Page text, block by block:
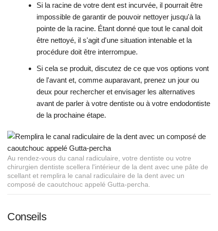
Si la racine de votre dent est incurvée, il pourrait être
impossible de garantir de pouvoir nettoyer jusqu'à la
pointe de la racine. Étant donné que tout le canal doit
être nettoyé, il s'agit d'une situation intenable et la
procédure doit être interrompue.
Si cela se produit, discutez de ce que vos options vont
de l'avant et, comme auparavant, prenez un jour ou
deux pour rechercher et envisager les alternatives
avant de parler à votre dentiste ou à votre endodontiste
de la prochaine étape.
Au rendez-vous du canal radiculaire, votre dentiste ou votre
chirurgien dentiste scellera l'intérieur de la dent avec une pâte de
scellant et remplira le canal radiculaire de la dent avec un
composé de caoutchouc appelé Gutta-percha.
Conseils